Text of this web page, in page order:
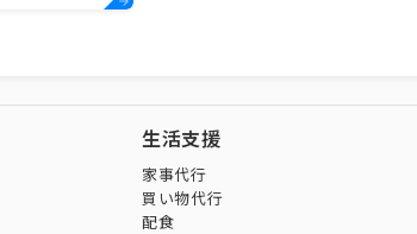
生活支援
家事代行
買い物代行
配食